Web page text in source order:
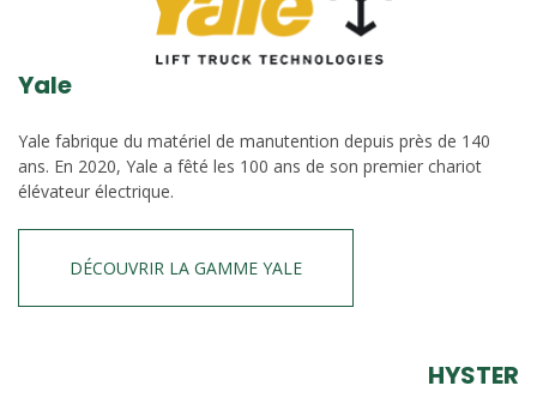
Yale
Yale fabrique du matériel de manutention depuis près de 140
ans. En 2020, Yale a fêté les 100 ans de son premier chariot
élévateur électrique.
DÉCOUVRIR LA GAMME YALE
HYSTER